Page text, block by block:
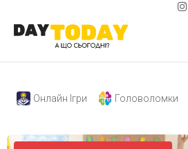
Онлайн Ігри Головоломки